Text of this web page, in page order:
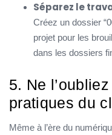
Séparez le
Créez un dossier
projet pour les
dans les dossiers
5. Ne
pratiques du
Même à l’ère du